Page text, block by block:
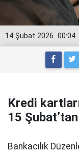
00:04
14 Şubat 2026
Kredi
15
Bankacılık